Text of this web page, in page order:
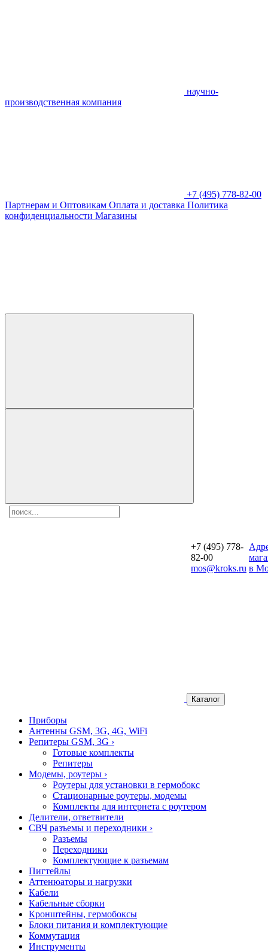
научно-
производственная компания
+7 (495) 778-82-00
Партнерам и Оптовикам Оплата и доставка Политика
конфиденциальности Магазины
+7 (495) 778-
82-00
mos@kroks.ru в
Каталог
Приборы
Антенны GSM, 3G, 4G, WiFi
Репитеры GSM, 3G ›
Готовые комплекты
Репитеры
Модемы, роутеры ›
Роутеры для установки в гермобокс
Стационарные роутеры, модемы
Комплекты для интернета с роутером
Делители, ответвители
СВЧ разъемы и переходники ›
Разъемы
Переходники
Комплектующие к разъемам
Пигтейлы
Аттенюаторы и нагрузки
Кабели
Кабельные сборки
Кронштейны, гермобоксы
Блоки питания и комплектующие
Коммутация
Инструменты